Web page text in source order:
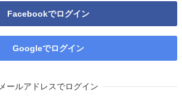
Facebookでログイン
Googleでログイン
メールアドレスでログイン